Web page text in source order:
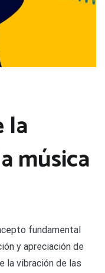
la
música
fundamental
y apreciación de
la vibración de las